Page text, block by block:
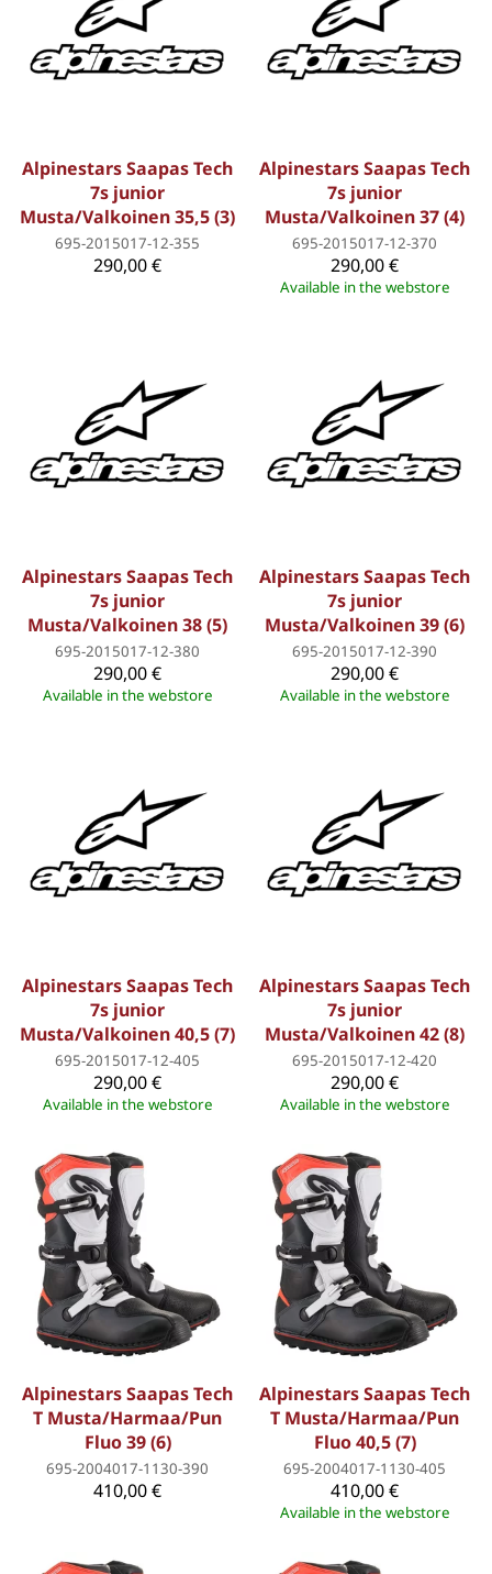
Alpinestars Saapas Tech
7s junior
Musta/Valkoinen 35,5 (3)
695-2015017-12-355
290,00 €
Alpinestars Saapas Tech
7s junior
Musta/Valkoinen 37 (4)
695-2015017-12-370
290,00 €
Available in the webstore
Alpinestars Saapas Tech
7s junior
Musta/Valkoinen 38 (5)
695-2015017-12-380
290,00 €
Available in the webstore
Alpinestars Saapas Tech
7s junior
Musta/Valkoinen 39 (6)
695-2015017-12-390
290,00 €
Available in the webstore
Alpinestars Saapas Tech
7s junior
Musta/Valkoinen 40,5 (7)
695-2015017-12-405
290,00 €
Available in the webstore
Alpinestars Saapas Tech
7s junior
Musta/Valkoinen 42 (8)
695-2015017-12-420
290,00 €
Available in the webstore
Alpinestars Saapas Tech
T Musta/Harmaa/Pun
Fluo 39 (6)
695-2004017-1130-390
410,00 €
Alpinestars Saapas Tech
T Musta/Harmaa/Pun
Fluo 40,5 (7)
695-2004017-1130-405
410,00 €
Available in the webstore